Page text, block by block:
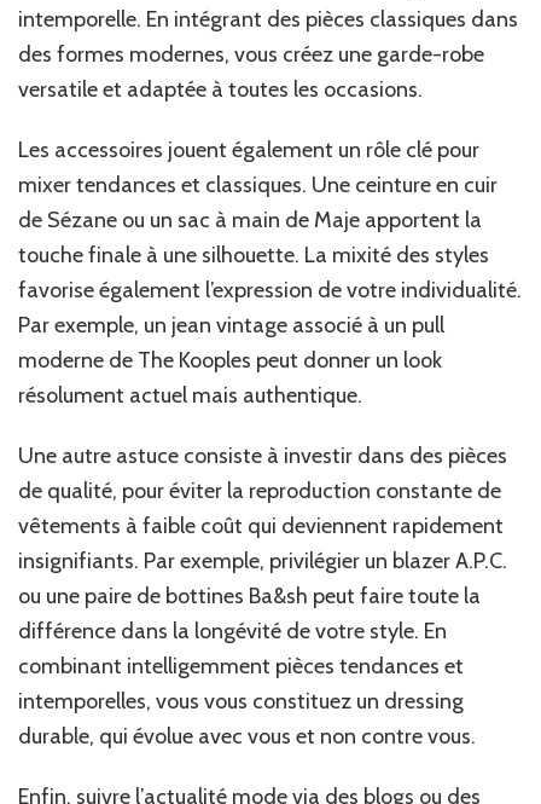
intemporelle. En intégrant des pièces classiques dans
des formes modernes, vous créez une garde-robe
versatile et adaptée à toutes les occasions.
Les accessoires jouent également un rôle clé pour
mixer tendances et classiques. Une ceinture en cuir
de Sézane ou un sac à main de Maje apportent la
touche finale à une silhouette. La mixité des styles
favorise également l’expression de votre individualité.
Par exemple, un jean vintage associé à un pull
moderne de The Kooples peut donner un look
résolument actuel mais authentique.
Une autre astuce consiste à investir dans des pièces
de qualité, pour éviter la reproduction constante de
vêtements à faible coût qui deviennent rapidement
insignifiants. Par exemple, privilégier un blazer A.P.C.
ou une paire de bottines Ba&sh peut faire toute la
différence dans la longévité de votre style. En
combinant intelligemment pièces tendances et
intemporelles, vous vous constituez un dressing
durable, qui évolue avec vous et non contre vous.
Enfin, suivre l’actualité mode via des blogs ou des